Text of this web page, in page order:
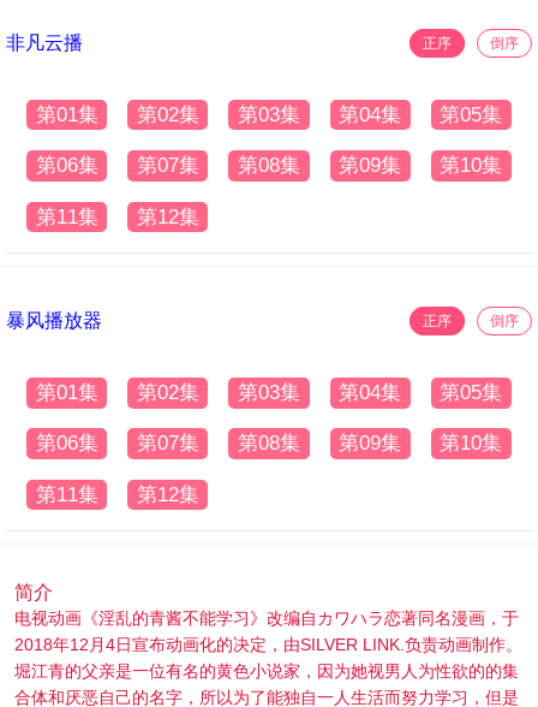
非凡云播 正序 倒序
第01集 第02集 第03集 第04集 第05集
第06集 第07集 第08集 第09集 第10集
第11集 第12集
暴风播放器 正序 倒序
第01集 第02集 第03集 第04集 第05集
第06集 第07集 第08集 第09集 第10集
第11集 第12集
简介
电视动画《淫乱的青酱不能学习》改编自カワハラ恋著同名漫画，于
2018年12月4日宣布动画化的决定，由SILVER LINK.负责动画制作。
堀江青的父亲是一位有名的黄色小说家，因为她视男人为性欲的的集
合体和厌恶自己的名字，所以为了能独自一人生活而努力学习，但是